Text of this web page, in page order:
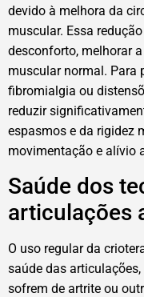
devido à melhora da
muscular. Essa
desconforto, melhorar
muscular normal. Para
fibromialgia ou
reduzir
espasmos e da rigidez
movimentação e alívio
Saúde dos
articulações
O uso regular da
saúde das
sofrem de artrite ou